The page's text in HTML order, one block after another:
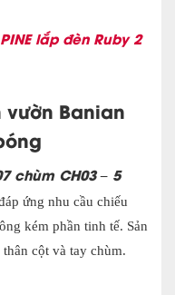
lắp đèn Ruby 2
Banian
chùm CH03 – 5
ứng nhu cầu chiếu
kém phần tinh tế. Sản
cột và tay chùm.